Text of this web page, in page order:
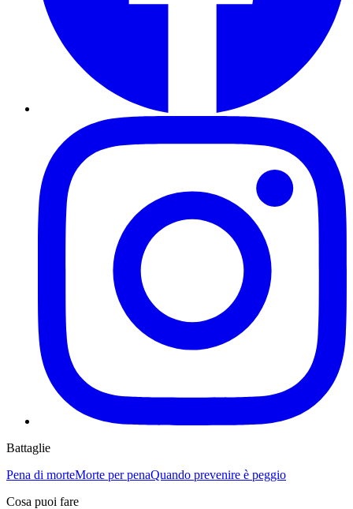
Battaglie
Pena di morteMorte per penaQuando prevenire è peggio
Cosa puoi fare